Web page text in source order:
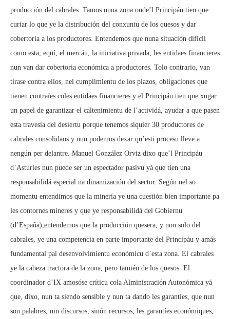
producción del cabrales. Tamos nuna zona onde’l Principáu tien que
curiar lo que ye la distribución del conxuntu de los quesos y dar
cobertoria a los productores. Entendemos que nuna situación difícil
como esta, equí, el mercáu, la iniciativa privada, les entidaes financieres
nun van dar cobertoria económica a productores. Tolo contrario, van
tirase contra ellos, nel cumplimientu de los plazos, obligaciones que
tienen contraíes coles entidaes financieres y el Principáu tien que xugar
un papel de garantizar el caltenimientu de l’actividá, ayudar a que pasen
esta travesía del desiertu porque tenemos siquier 30 productores de
cabrales consolidaos y nun podemos dexar qu’esti procesu lleve a
nengún per delantre. Manuel González Orviz dixo que’l Principáu
d’Asturies nun puede ser un espectador pasivu yá que tien una
responsabilidá especial na dinamización del sector. Según nel so
momentu entendimos que la minería ye una cuestión bien importante pa
les contornes mineres y que ye responsabilidá del Gobiernu
(d’España),entendemos que la producción quesera, y non solo del
cabrales, ye una competencia en parte importante del Principáu y amás
fundamental pal desenvolvimientu económicu d’esta zona. El cabrales
ye la cabeza tractora de la zona, pero tamién de los quesos. El
coordinador d’IX amosóse críticu cola Alministración Autonómica yá
que, dixo, nun ta siendo sensible y nun ta dando les garantíes, que nun
son palabres, nin discursos, sinón recursos, les garantíes económiques,